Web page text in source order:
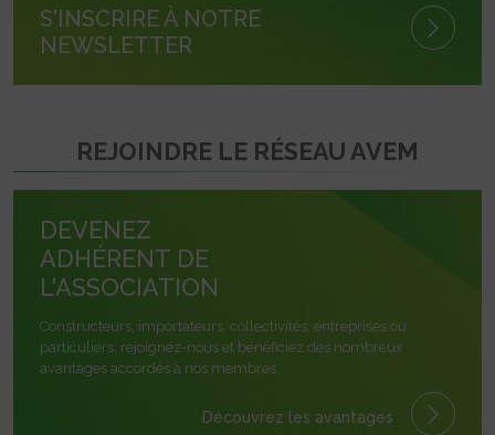
S'INSCRIRE À NOTRE
NEWSLETTER
REJOINDRE LE RÉSEAU AVEM
DEVENEZ
ADHÉRENT DE
L'ASSOCIATION
Constructeurs, importateurs, collectivités, entreprises ou
particuliers, rejoignez-nous et bénéficiez des nombreux
avantages accordés à nos membres.
Découvrez les avantages